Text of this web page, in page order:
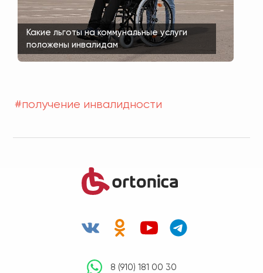
Какие льготы на коммунальные услуги
положены инвалидам
#получение инвалидности
8 (910) 181 00 30